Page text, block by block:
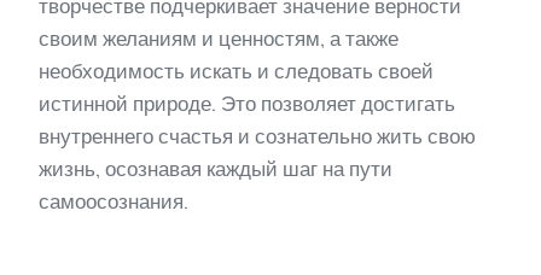
творчестве подчеркивает значение верности
своим желаниям и ценностям, а также
необходимость искать и следовать своей
истинной природе. Это позволяет достигать
внутреннего счастья и сознательно жить свою
жизнь, осознавая каждый шаг на пути
самоосознания.